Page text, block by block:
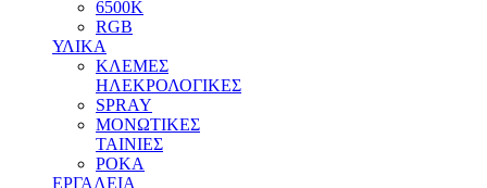
6500Κ
RGB
ΥΛΙΚΑ
ΚΛΕΜΕΣ
ΗΛΕΚΡΟΛΟΓΙΚΕΣ
SPRAY
ΜΟΝΩΤΙΚΕΣ
ΤΑΙΝΙΕΣ
ΡΟΚΑ
ΕΡΓΑΛΕΙΑ